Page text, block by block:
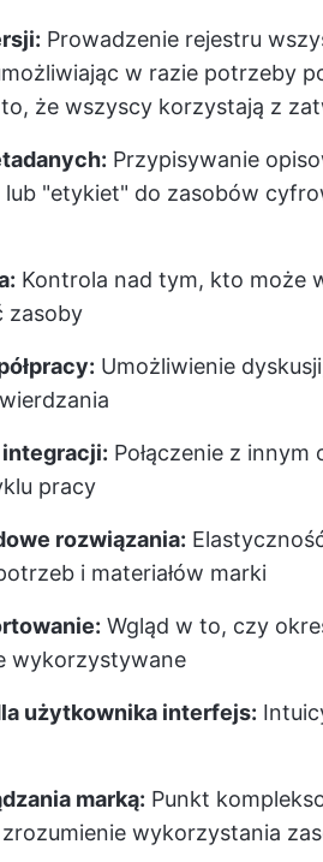
Prowadzenie rejestru
w razie potrzeby
że wszyscy korzystają z
Przypisywanie
"etykiet" do zasobów
Kontrola nad tym, kto może
zasoby
Umożliwienie
Połączenie z
pracy
rozwiązania:
i materiałów marki
Wgląd w to, czy
wykorzystywane
użytkownika interfejs:
marką: Punkt
zrozumienie wykorzystania